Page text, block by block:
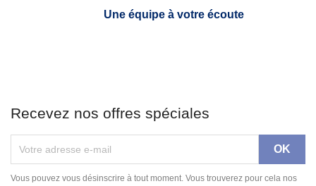
Une équipe à votre écoute
Recevez nos offres spéciales
Vous pouvez vous désinscrire à tout moment. Vous trouverez pour cela nos